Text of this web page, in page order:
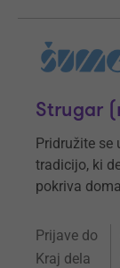
Strugar
Pridružite se
tradicijo, ki
pokriva
Prijave do
Kraj dela